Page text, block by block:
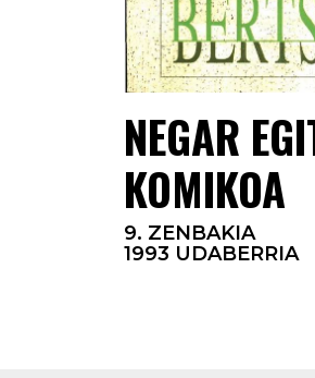
NEGAR
KOMIKOA
9. ZENBAKIA
1993 UDABERRIA